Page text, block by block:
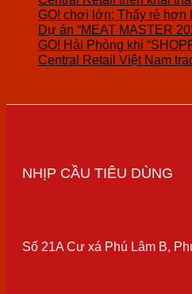
GO! chơi lớn: Thấy rẻ hơn
Dự án “MEAT MASTER
GO! Hải Phòng khi
Central Retail Việt Nam
NHỊP CẦU TIÊU DÙNG
Số 21A Cư xá Phú Lâm B,